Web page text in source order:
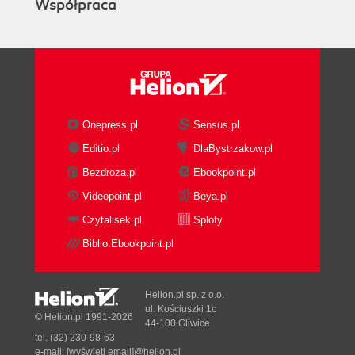
Eksport pojedynczej klatki (128)
Eksport ścieżki dźwiękowej (129)
Dodatek A Przegląd przejść z palety Transitions
Współpraca
Onepress.pl
Sensus.pl
Editio.pl
DlaBystrzakow.pl
Bezdroza.pl
Ebookpoint.pl
Videopoint.pl
Beya.pl
Czytalisek.pl
Sploty
Biblio.Ebookpoint.pl
© Helion.pl 1991-2026
Helion.pl sp. z o.o.
ul. Kościuszki 1c
44-100 Gliwice
tel. (32) 230-98-63
e-mail: [wyświetl email]@helion.pl